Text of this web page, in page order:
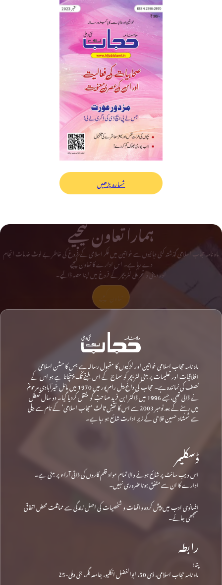
شمارہ پڑھیں
ہمارا تعاون کیجیے
ماہ نامہ حجاب اسلامی گذشتہ کئی دہائیوں سے خواتین میں فکر اسلامی کے فروغ کی خاطر بے لوث خدمات انجام
دے رہا ہے۔ اس ادارے کا تعاون کیجیے
اور دینی و تحریکی لٹریچر کے فروغ میں اپنا حصہ ڈالیے۔
ماہ نامہ حجاب اسلامی خواتین اور لڑکیوں کا مقبول رسالہ ہے جس کا مشن اسلامی
اخلاقیات اور تعلیمات پر مبنی لٹریچر کو سماج کے اس طبقے تک پہنچانا ہے جو اس کے
نصف کی نمائندہ ہے۔ حجاب کی داغ بیل رام پور میں 1970 میں مائل خیرآبادی مرحومؒ
نے ڈالی تھی، جسے 1996 میں ڈاکٹر ابن فرید صاحبؒ کو منتقل کردیا گیا۔ دو سال تعطل
میں رہنے کے بعد نومبر 2003 سے اس کا نقشِ ثالث ‘حجاب اسلامی’ کے نام سے دہلی
سے شمشاد حسین فلاحی کے زیرِ ادارت شائع ہو رہا ہے۔
ڈسکلیمر
اس ویب سائٹ پر شائع ہونے والا تمام مواد قلم کاروں کی ذاتی آراء پر مبنی ہے۔
ادارے کا ان سے متفق ہونا ضروری نہیں۔
افسانوی ادب میں پیش کردہ واقعات و شخصیات کی اصل زندگی سے مماثلت محض اتفاقی
سمجھی جائے۔
رابطہ
پتہ:
ماہ نامہ حجاب اسلامی، ڈی 50، ابوالفضل انکلیو، جامعہ نگر، نئی دہلی-25